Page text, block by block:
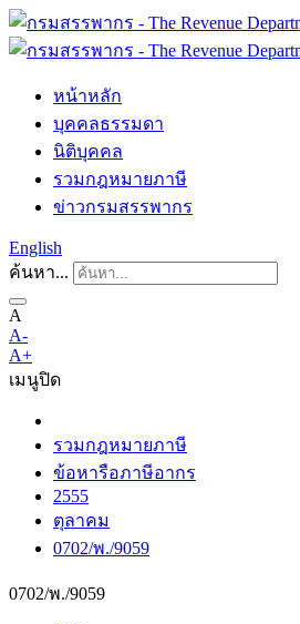
หน้าหลัก
บุคคลธรรมดา
นิติบุคคล
รวมกฎหมายภาษี
ข่าวกรมสรรพากร
English
ค้นหา...
A
A-
A+
เมนูปิด
รวมกฎหมายภาษี
ข้อหารือภาษีอากร
2555
ตุลาคม
0702/พ./9059
0702/พ./9059